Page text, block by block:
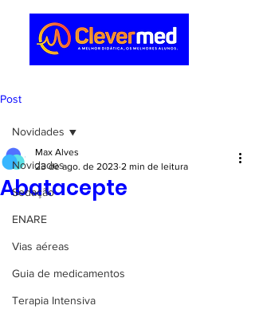
Post
Novidades
Sedação
ENARE
Vias aéreas
Guia de medicamentos
Terapia Intensiva
Novidades
Abatacepte
Max Alves
23 de ago. de 2023 2 min de leitura